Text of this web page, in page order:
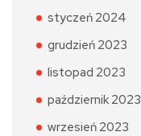
styczeń 2024
grudzień 2023
listopad 2023
październik 2023
wrzesień 2023